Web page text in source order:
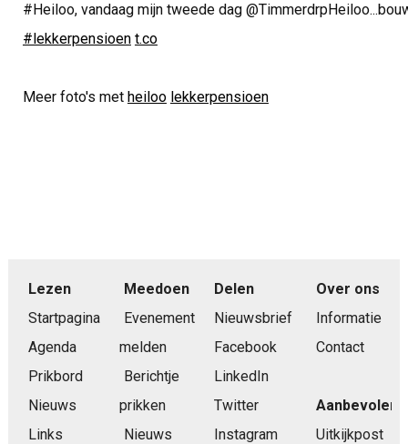
#Heiloo, vandaag mijn tweede dag
#lekkerpensioen t.co
Meer foto's met heiloo lekkerpensioen
Lezen
Startpagina
Agenda
Prikbord
Nieuws
Links
Meedoen
Evenement
melden
Berichtje
prikken
Nieuws
Delen
Nieuwsbrief
Facebook
LinkedIn
Twitter
Instagram
Over ons
Informatie
Contact
Aanbevolen
Uitkijkpost